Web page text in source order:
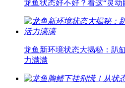
龙鱼状态好不好？看这“灵动
龙鱼新环境状态大揭秘：趴
力满满